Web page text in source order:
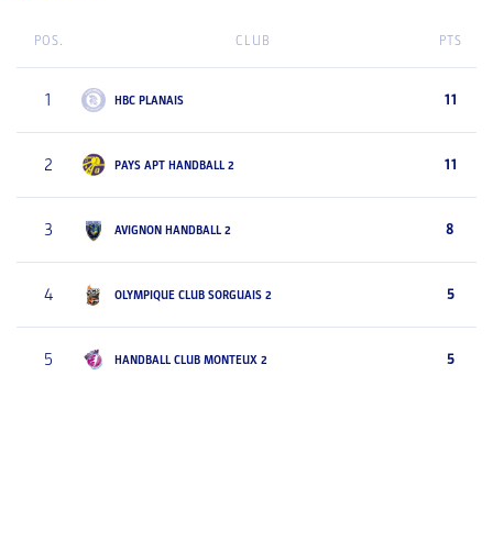
POS. CLUB PTS
1 HBC PLANAIS 11
2 PAYS APT HANDBALL 2 11
3 AVIGNON HANDBALL 2 8
4 OLYMPIQUE CLUB SORGUAIS 2 5
5 HANDBALL CLUB MONTEUX 2 5